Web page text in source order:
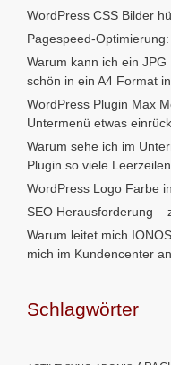
WordPress CSS Bilder
Pagespeed-
Warum kann ich ein
schön in ein A4 Format
WordPress Plugin Max
Untermenü etwas
Warum sehe ich im
Plugin so viele
WordPress Logo Farbe
SEO Herausforderung –
Warum leitet mich
mich im Kundencenter
Schlagwörter